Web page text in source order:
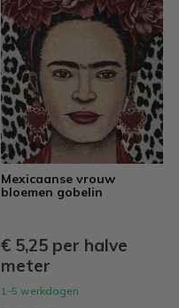
Mexicaanse vrouw
bloemen gobelin
€ 5,25 per halve
meter
1-5 werkdagen